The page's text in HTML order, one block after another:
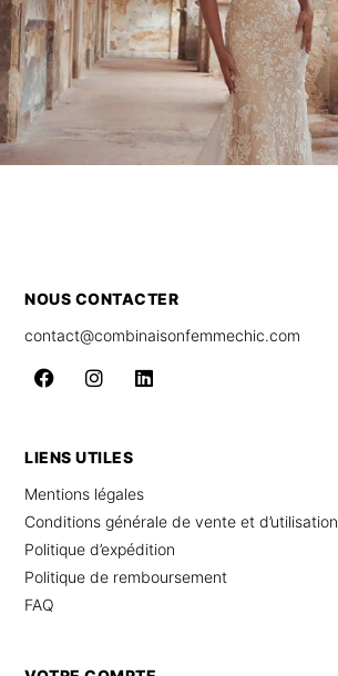
NOUS CONTACTER
contact@combinaisonfemmechic.com
LIENS UTILES
Mentions légales
Conditions générale de vente et d’utilisation
Politique d’expédition
Politique de remboursement
FAQ